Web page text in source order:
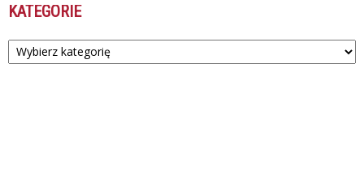
KATEGORIE
Kategorie